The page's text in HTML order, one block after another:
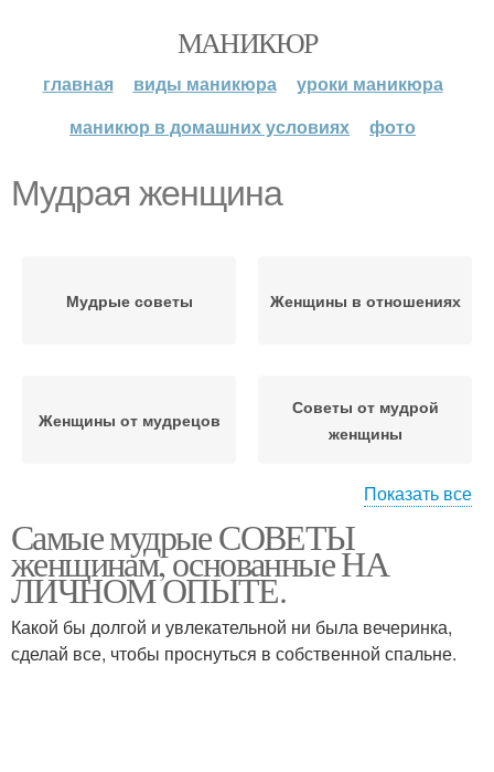
МАНИКЮР
главная виды маникюра
уроки маникюра
маникюр в домашних условиях
фото
Мудрая женщина
Мудрые советы Женщины в отношениях
Женщины от мудрецов
Советы от мудрой
женщины
Мудрые женщины
Показать все
Самые мудрые СОВЕТЫ
женщинам, основанные НА
ЛИЧНОМ ОПЫТЕ.
Какой бы долгой и увлекательной ни была вечеринка,
сделай все, чтобы проснуться в собственной спальне.